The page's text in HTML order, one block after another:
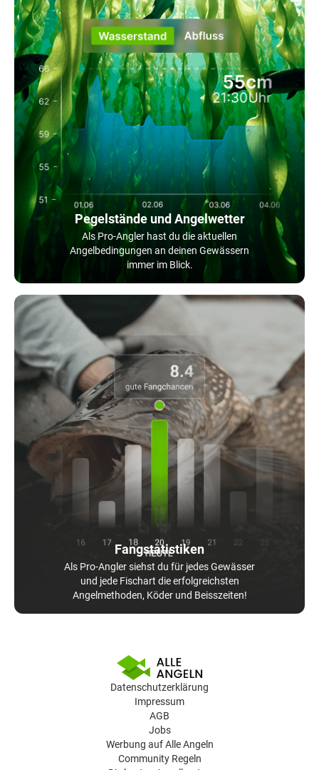
Pegelstände und Angelwetter
Als Pro-Angler hast du die aktuellen
Angelbedingungen an deinen Gewässern
immer im Blick.
Fangstatistiken
Als Pro-Angler siehst du für jedes Gewässer
und jede Fischart die erfolgreichsten
Angelmethoden, Köder und Beisszeiten!
Datenschutzerklärung
Impressum
AGB
Jobs
Werbung auf Alle Angeln
Community Regeln